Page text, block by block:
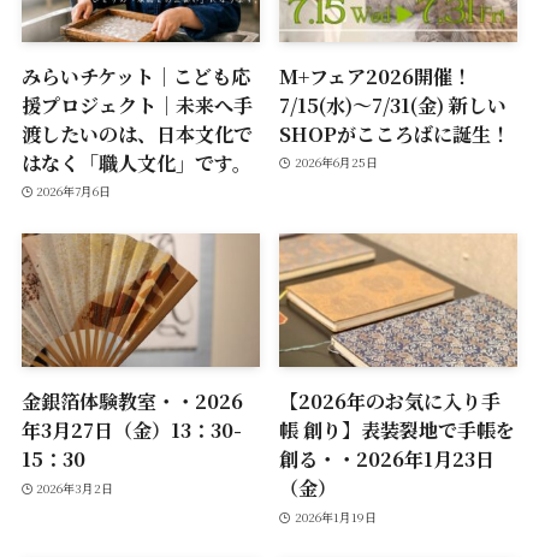
みらいチケット｜こども応
援プロジェクト｜未来へ手
渡したいのは、日本文化で
はなく「職人文化」です。
2026年7月6日
M+フェア2026開催！
7/15(水)～7/31(金) 新しい
SHOPがこころばに誕生！
2026年6月25日
金銀箔体験教室・・2026
年3月27日（金）13：30-
15：30
2026年3月2日
【2026年のお気に入り手
帳 創り】表装裂地で手帳を
創る・・2026年1月23日
（金）
2026年1月19日